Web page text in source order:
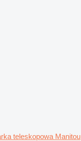
teleskopowa Manitou